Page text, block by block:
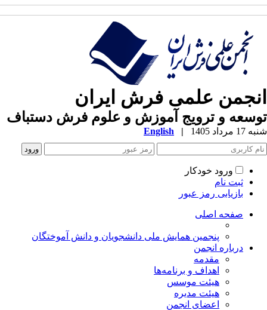
علمی فرش ایران
و ترویج آموزش و علوم فرش دستباف
مرداد 1405 |
English
ورود خودکار
ثبت نام
بازیابی رمز عبور
صفحه اصلی
پنجمین همایش ملی دانشجویان و دانش آموختگان
درباره انجمن
مقدمه
اهداف و برنامه‌ها
هیئت موسس
هیئت مدیره
اعضای انجمن